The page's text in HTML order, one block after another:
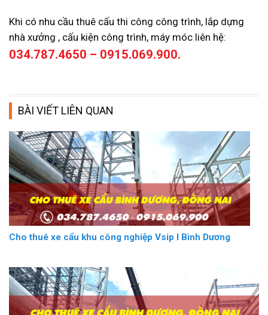
Khi có nhu cầu thuê cấu thi công công trình, lắp dựng
nhà xưởng , cấu kiện công trình, máy móc liên hệ:
034.787.4650 – 0915.069.900.
BÀI VIẾT LIÊN QUAN
Cho thuê xe cẩu khu công nghiệp Vsip I Bình Dương